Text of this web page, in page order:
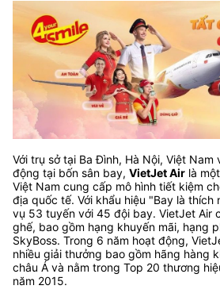
Với trụ sở tại Ba Đình, Hà Nội, Việt
động tại bốn sân bay, VietJet Air là
Việt Nam cung cấp mô hình tiết kiệm
địa quốc tế. Với khẩu hiệu "Bay là thích
vụ 53 tuyến với 45 đội bay. VietJet Air
ghế, bao gồm hạng khuyến mãi, hạng
SkyBoss. Trong 6 năm hoạt động,
nhiều giải thưởng bao gồm hãng hàng
châu Á và nằm trong Top 20 thương
năm 2015.